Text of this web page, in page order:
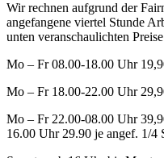
Wir rechnen aufgrund der
angefangene viertel Stunde
unten veranschaulichten
Mo – Fr 08.00-18.00 Uhr
Mo – Fr 18.00-22.00 Uhr
Mo – Fr 22.00-08.00 Uhr
16.00 Uhr 29.90 je angef. 1/4